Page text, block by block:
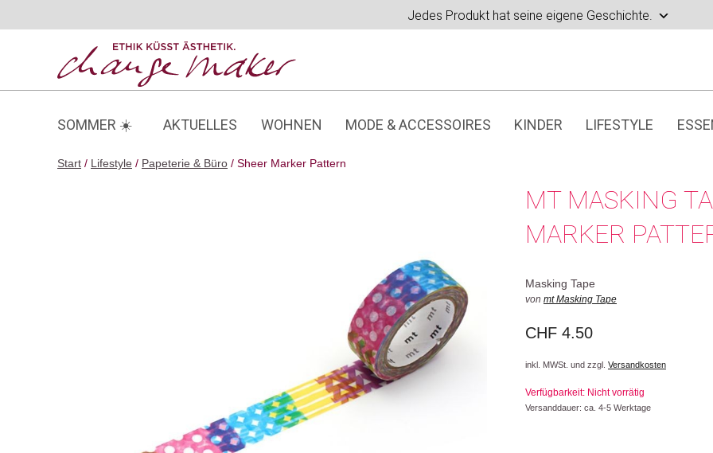
Jedes Produkt hat seine eigene Geschichte.
SOMMER ☀️ AKTUELLES WOHNEN MODE & ACCESSOIRES KINDER LIFESTYLE
Start / Lifestyle / Papeterie & Büro / Sheer Marker Pattern
MT MASKING
MARKER
Masking Tape
von mt Masking Tape
CHF 4.50
inkl. MWSt. und zzgl. Versandkosten
Verfügbarkeit: Nicht vorrätig
Versanddauer: ca. 4-5 Werktage